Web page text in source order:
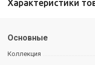
Характеристики
Основные
Коллекция